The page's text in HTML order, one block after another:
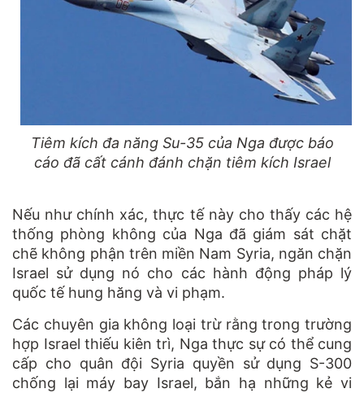
Tiêm kích đa năng Su-35 của Nga được báo
cáo đã cất cánh đánh chặn tiêm kích Israel
Nếu như chính xác, thực tế này cho thấy các hệ
thống phòng không của Nga đã giám sát chặt
chẽ không phận trên miền Nam Syria, ngăn chặn
Israel sử dụng nó cho các hành động pháp lý
quốc tế hung hăng và vi phạm.
Các chuyên gia không loại trừ rằng trong trường
hợp Israel thiếu kiên trì, Nga thực sự có thể cung
cấp cho quân đội Syria quyền sử dụng S-300
chống lại máy bay Israel, bắn hạ những kẻ vi